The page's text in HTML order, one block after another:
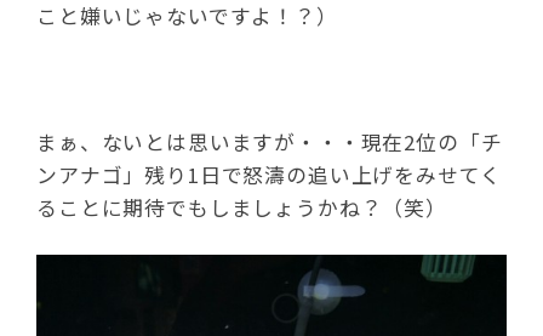
こと嫌いじゃないですよ！？）
まぁ、ないとは思いますが・・・現在2位の「チ
ンアナゴ」残り1日で怒濤の追い上げをみせてく
ることに期待でもしましょうかね？（笑）